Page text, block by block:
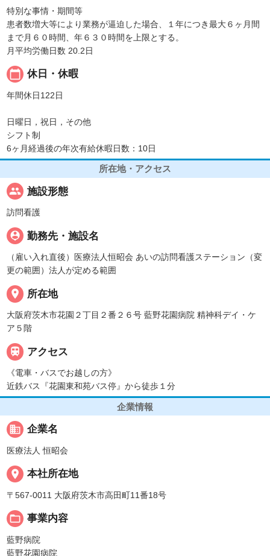
特別な事情・期間等
患者数増大等により業務が逼迫した場合、１年につき最大６ヶ月間
まで月６０時間、年６３０時間を上限とする。
月平均労働日数 20.2日
calendar_today 休日・休暇
年間休日122日
日曜日，祝日，その他
シフト制
6ヶ月経過後の年次有給休暇日数：10日
所在地・アクセス
people 施設形態
訪問看護
person_pin 勤務先・施設名
（雇い入れ直後）医療法人恒昭会 あいの訪問看護ステーション（変
更の範囲）法人が定める範囲
place 所在地
大阪府茨木市花園２丁目２番２６号 藍野花園病院 精神科デイ・ケ
ア５階
 アクセス
《電車・バスでお越しの方》
近鉄バス『花園東和苑バス停』から徒歩１分
企業情報
business 企業名
医療法人 恒昭会
place 本社所在地
〒567-0011 大阪府茨木市高田町11番18号
folder_open 事業内容
藍野病院
藍野花園病院